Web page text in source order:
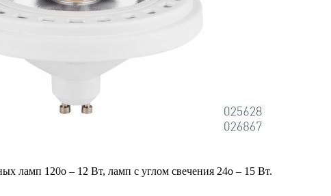
ламп 120o – 12 Вт, ламп с углом свечения 24o – 15 Вт.